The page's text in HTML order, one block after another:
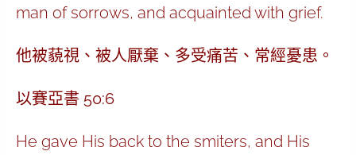
man of sorrows, and acquainted with grief.
他被藐視、被人厭棄、多受痛苦、常經憂患。
以賽亞書 50:6
He gave His back to the smiters, and His